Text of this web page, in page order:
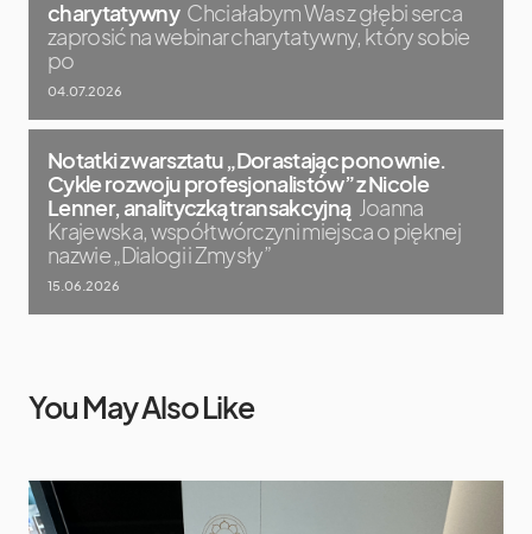
charytatywny Chciałabym Was z głębi serca
zaprosić na webinar charytatywny, który sobie
po
04.07.2026
Notatki z warsztatu „Dorastając ponownie.
Cykle rozwoju profesjonalistów” z Nicole
Lenner, analityczką transakcyjną Joanna
Krajewska, współtwórczyni miejsca o pięknej
nazwie „Dialogi i Zmysły”
15.06.2026
You May Also Like